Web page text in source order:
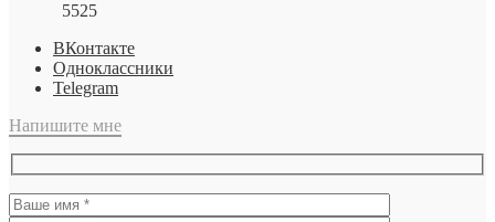
5525
ВКонтакте
Одноклассники
Telegram
Напишите мне